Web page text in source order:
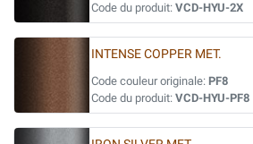
Code du produit: VCD-HYU-2X
INTENSE COPPER MET.
Code couleur originale: PF8
Code du produit: VCD-HYU-PF8